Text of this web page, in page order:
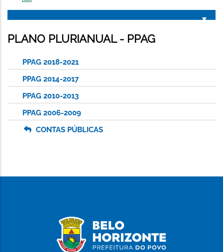
PÁGINA
PLANO PLURIANUAL - PPAG
PPAG 2018-2021
PPAG 2014-2017
PPAG 2010-2013
PPAG 2006-2009
CONTAS PÚBLICAS